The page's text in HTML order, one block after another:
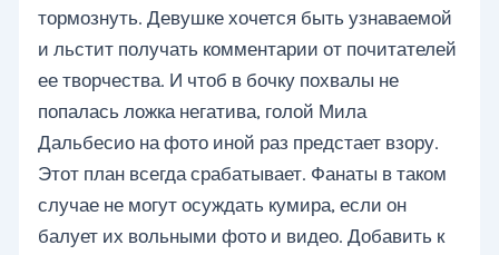
тормознуть. Девушке хочется быть узнаваемой
и льстит получать комментарии от почитателей
ее творчества. И чтоб в бочку похвалы не
попалась ложка негатива, голой Мила
Дальбесио на фото иной раз предстает взору.
Этот план всегда срабатывает. Фанаты в таком
случае не могут осуждать кумира, если он
балует их вольными фото и видео. Добавить к